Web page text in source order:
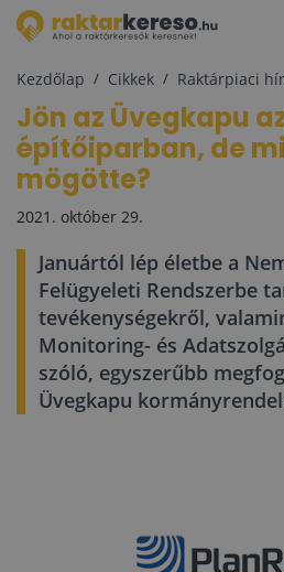
Kezdőlap Cikkek Raktárpiaci
Jön az Üvegkapu
építőiparban, de
mögötte?
2021. október 29.
Januártól lép életbe a
Felügyeleti Rendszerbe
tevékenységekről,
Monitoring- és
szóló, egyszerűbb
Üvegkapu